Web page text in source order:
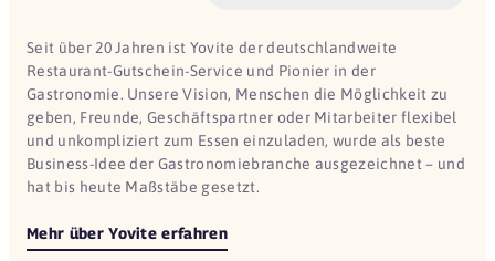
Seit über 20 Jahren ist Yovite der deutschlandweite
Restaurant-Gutschein-Service und Pionier in der
Gastronomie. Unsere Vision, Menschen die Möglichkeit zu
geben, Freunde, Geschäftspartner oder Mitarbeiter flexibel
und unkompliziert zum Essen einzuladen, wurde als beste
Business-Idee der Gastronomiebranche ausgezeichnet – und
hat bis heute Maßstäbe gesetzt.
Mehr über Yovite erfahren